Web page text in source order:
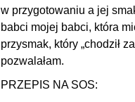
w przygotowaniu a jej
babci mojej babci, która
przysmak, który „chodził
pozwalałam.
PRZEPIS NA SOS: